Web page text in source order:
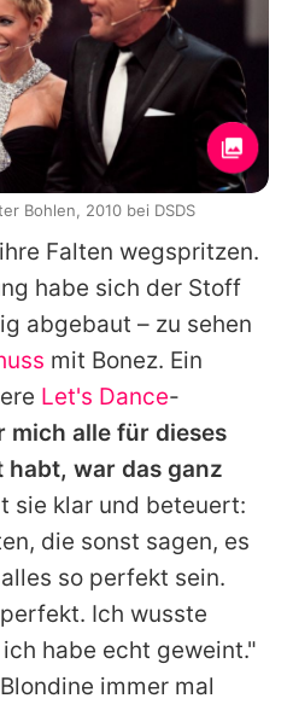
Falten wegspritzen.
habe sich der Stoff
abgebaut – zu sehen
mit Bonez. Ein
Let's Dance-
mich alle für dieses
war das ganz
sie klar und beteuert:
die sonst sagen, es
so perfekt sein.
Ich wusste
habe echt geweint."
immer mal
Bohlen, 2010 bei DSDS